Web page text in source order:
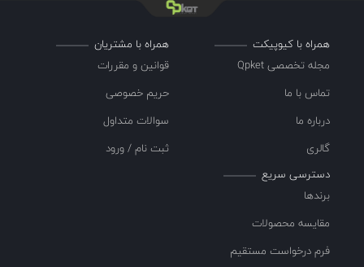
همراه با کیوپیکت
مجله تخصصی Qpket
تماس با ما
درباره ما
گالری
همراه با مشتریان
قوانین و مقررات
حریم خصوصی
سوالات متداول
ثبت نام / ورود
دسترسی سریع
برندها
مقایسه محصولات
فرم درخواست مستقیم